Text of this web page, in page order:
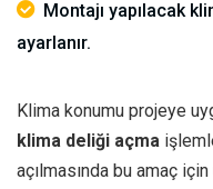
Montajı yapılacak
ayarlanır.
Klima konumu projeye
klima deliği açma
açılmasında bu amaç